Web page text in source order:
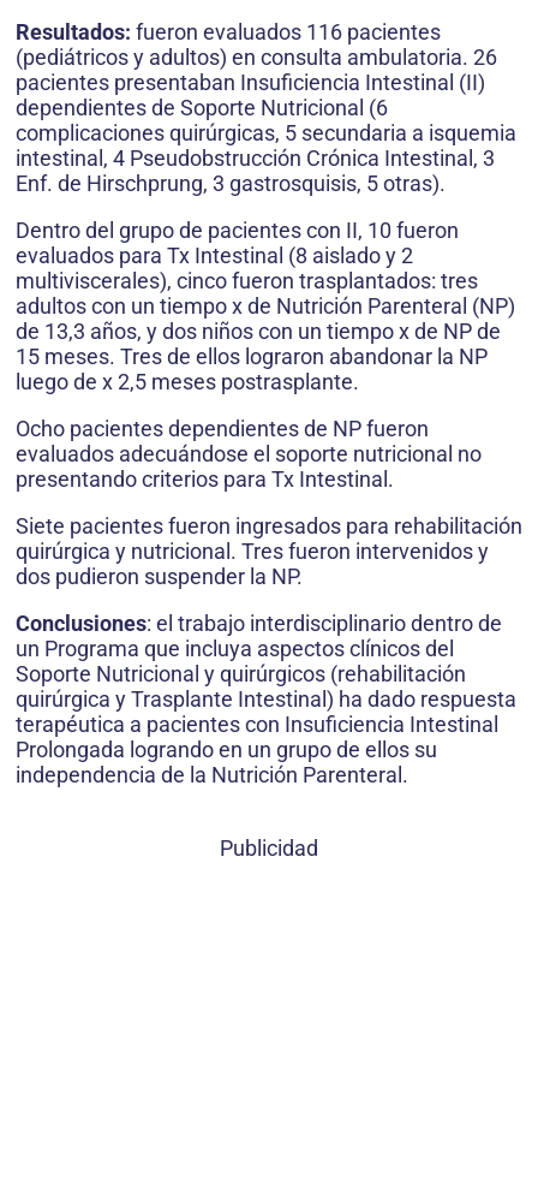
Resultados: fueron evaluados 116 pacientes
(pediátricos y adultos) en consulta ambulatoria. 26
pacientes presentaban Insuficiencia Intestinal (II)
dependientes de Soporte Nutricional (6
complicaciones quirúrgicas, 5 secundaria a isquemia
intestinal, 4 Pseudobstrucción Crónica Intestinal, 3
Enf. de Hirschprung, 3 gastrosquisis, 5 otras).
Dentro del grupo de pacientes con II, 10 fueron
evaluados para Tx Intestinal (8 aislado y 2
multiviscerales), cinco fueron trasplantados: tres
adultos con un tiempo x de Nutrición Parenteral (NP)
de 13,3 años, y dos niños con un tiempo x de NP de
15 meses. Tres de ellos lograron abandonar la NP
luego de x 2,5 meses postrasplante.
Ocho pacientes dependientes de NP fueron
evaluados adecuándose el soporte nutricional no
presentando criterios para Tx Intestinal.
Siete pacientes fueron ingresados para rehabilitación
quirúrgica y nutricional. Tres fueron intervenidos y
dos pudieron suspender la NP.
Conclusiones: el trabajo interdisciplinario dentro de
un Programa que incluya aspectos clínicos del
Soporte Nutricional y quirúrgicos (rehabilitación
quirúrgica y Trasplante Intestinal) ha dado respuesta
terapéutica a pacientes con Insuficiencia Intestinal
Prolongada logrando en un grupo de ellos su
independencia de la Nutrición Parenteral.
Publicidad